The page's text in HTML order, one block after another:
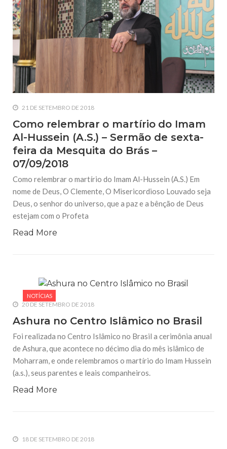
21 DE SETEMBRO DE 2018
Como relembrar o martírio do Imam
Al-Hussein (A.S.) – Sermão de sexta-
feira da Mesquita do Brás –
07/09/2018
Como relembrar o martírio do Imam Al-Hussein (A.S.) Em
nome de Deus, O Clemente, O Misericordioso Louvado seja
Deus, o senhor do universo, que a paz e a bênção de Deus
estejam com o Profeta
Read More
NOTÍCIAS
20 DE SETEMBRO DE 2018
Ashura no Centro Islâmico no Brasil
Foi realizada no Centro Islâmico no Brasil a cerimônia anual
de Ashura, que acontece no décimo dia do mês islâmico de
Moharram, e onde relembramos o martírio do Imam Hussein
(a.s.), seus parentes e leais companheiros.
Read More
18 DE SETEMBRO DE 2018